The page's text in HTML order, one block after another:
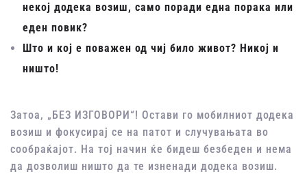
некој додека возиш, само поради една порака или
еден повик?
Што и кој е поважен од чиј било живот? Никој и
ништо!
Затоа, „БЕЗ ИЗГОВОРИ“! Остави го мобилниот додека
возиш и фокусирај се на патот и случувањата во
сообраќајот. На тој начин ќе бидеш безбеден и нема
да дозволиш ништо да те изненади додека возиш.